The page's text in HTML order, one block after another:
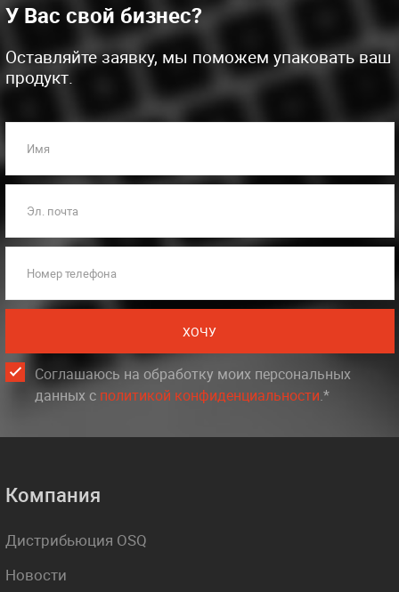
У Вас свой бизнес?
Оставляйте заявку, мы поможем упаковать ваш
продукт.
Имя
Эл. почта
Номер телефона
ХОЧУ
Соглашаюсь на обработку моих персональных
данных c политикой конфиденциальности.*
Компания
Дистрибьюция OSQ
Новости